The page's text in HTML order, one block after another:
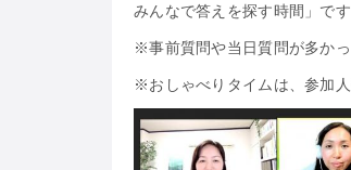
みんなで答えを探す時間」です
※事前質問や当日質問が多か
※おしゃべりタイムは、参加